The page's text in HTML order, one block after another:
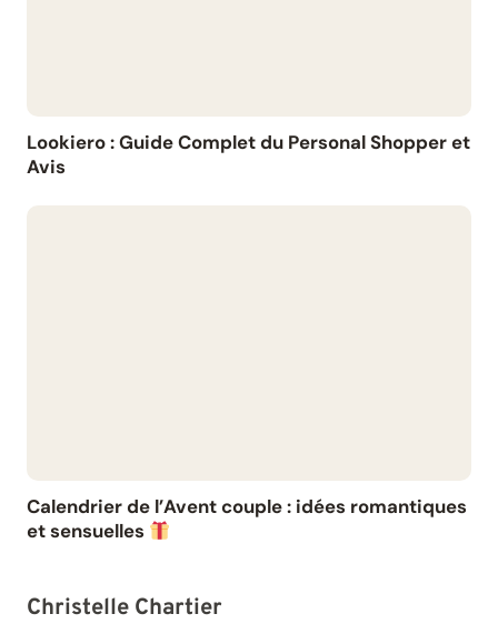
Lookiero : Guide Complet du Personal Shopper et
Avis
Calendrier de l’Avent couple : idées romantiques
et sensuelles
Christelle Chartier